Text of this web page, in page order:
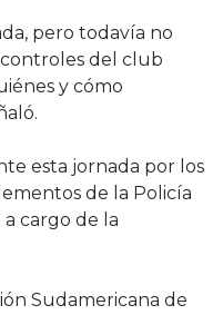
pero todavía no
del club
y cómo
esta jornada por los
de la Policía
cargo de la
Sudamericana de